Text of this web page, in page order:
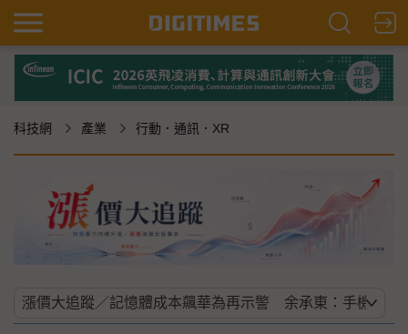
科技網 產業 行動．通訊．XR